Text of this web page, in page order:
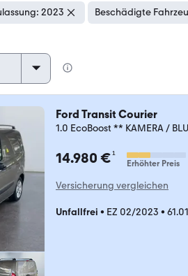
2023 Beschädigte
Ford Transit Courier
1.0 EcoBoost ** KAMERA /
14.980 €¹
Erhöhter Preis
Versicherung vergleichen
Unfallfrei • EZ 02/2023 •